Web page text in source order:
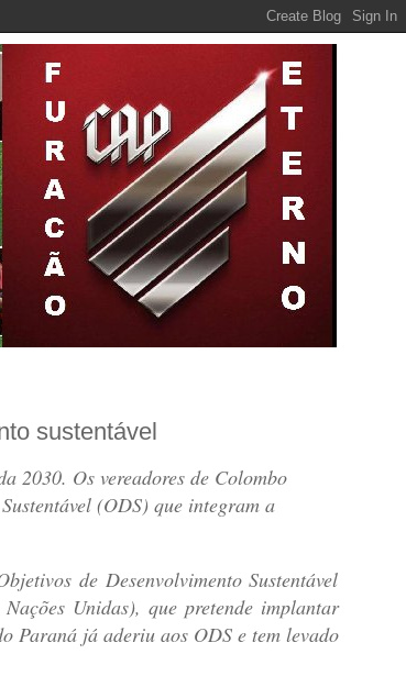
sustentável
2030. Os vereadores de Colombo
(ODS) que integram a
de Desenvolvimento Sustentável
Unidas), que pretende implantar
Paraná já aderiu aos ODS e tem levado